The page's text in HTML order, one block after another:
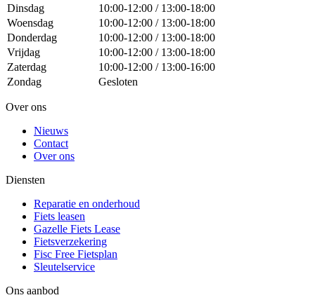
Dinsdag
10:00-12:00 / 13:00-18:00
Woensdag
10:00-12:00 / 13:00-18:00
Donderdag
10:00-12:00 / 13:00-18:00
Vrijdag
10:00-12:00 / 13:00-18:00
Zaterdag
10:00-12:00 / 13:00-16:00
Zondag
Gesloten
Over ons
Nieuws
Contact
Over ons
Diensten
Reparatie en onderhoud
Fiets leasen
Gazelle Fiets Lease
Fietsverzekering
Fisc Free Fietsplan
Sleutelservice
Ons aanbod